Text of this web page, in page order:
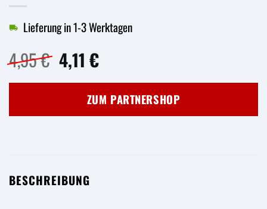
4,95€ Ursprünglicher
Preis
war:
4,95 €
4,11 €Aktueller
ist:
4,11 €.
Lieferung in 1-3 Werktagen
ZUM PARTNERSHOP
BESCHREIBUNG